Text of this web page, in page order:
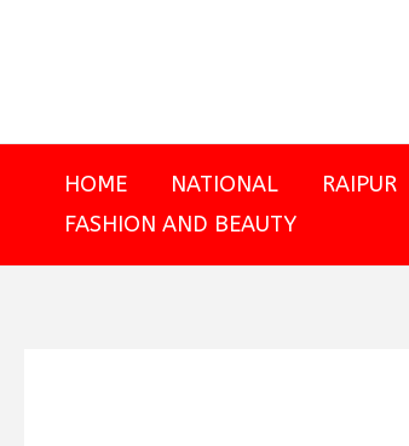
HOME NATIONAL RAIPUR
FASHION AND BEAUTY